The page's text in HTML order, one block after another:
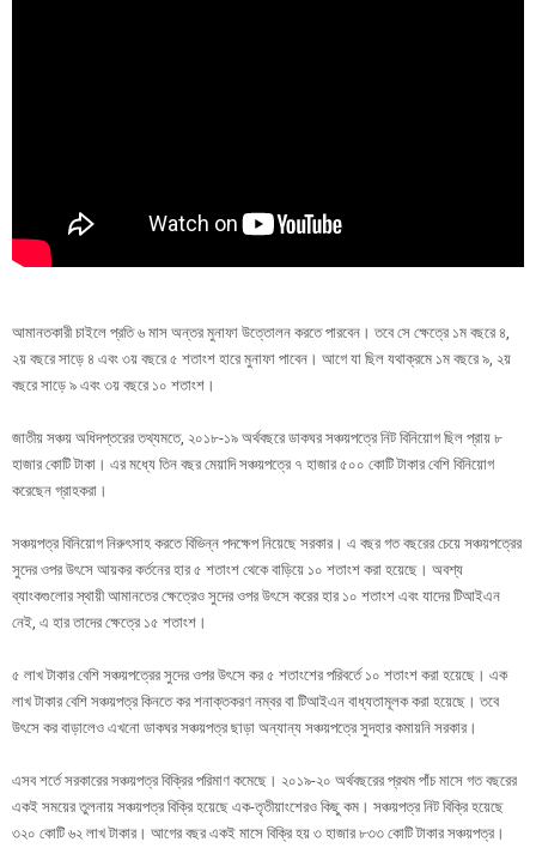
আমানতকারী চাইলে প্রতি ৬ মাস অন্তর মুনাফা উত্তোলন করতে পারবেন। তবে সে ক্ষেত্রে ১ম বছরে ৪,
২য় বছরে সাড়ে ৪ এবং ৩য় বছরে ৫ শতাংশ হারে মুনাফা পাবেন। আগে যা ছিল যথাক্রমে ১ম বছরে ৯, ২য়
বছরে সাড়ে ৯ এবং ৩য় বছরে ১০ শতাংশ।
জাতীয় সঞ্চয় অধিদপ্তরের তথ্যমতে, ২০১৮-১৯ অর্থবছরে ডাকঘর সঞ্চয়পত্রে নিট বিনিয়োগ ছিল প্রায় ৮
হাজার কোটি টাকা। এর মধ্যে তিন বছর মেয়াদি সঞ্চয়পত্রে ৭ হাজার ৫০০ কোটি টাকার বেশি বিনিয়োগ
করেছেন গ্রাহকরা।
সঞ্চয়পত্র বিনিয়োগ নিরুৎসাহ করতে বিভিন্ন পদক্ষেপ নিয়েছে সরকার। এ বছর গত বছরের চেয়ে সঞ্চয়পত্রের
সুদের ওপর উৎসে আয়কর কর্তনের হার ৫ শতাংশ থেকে বাড়িয়ে ১০ শতাংশ করা হয়েছে। অবশ্য
ব্যাংকগুলোর স্থায়ী আমানতের ক্ষেত্রেও সুদের ওপর উৎসে করের হার ১০ শতাংশ এবং যাদের টিআইএন
নেই, এ হার তাদের ক্ষেত্রে ১৫ শতাংশ।
৫ লাখ টাকার বেশি সঞ্চয়পত্রের সুদের ওপর উৎসে কর ৫ শতাংশের পরিবর্তে ১০ শতাংশ করা হয়েছে। এক
লাখ টাকার বেশি সঞ্চয়পত্র কিনতে কর শনাক্তকরণ নম্বর বা টিআইএন বাধ্যতামূলক করা হয়েছে। তবে
উৎসে কর বাড়ালেও এখনো ডাকঘর সঞ্চয়পত্র ছাড়া অন্যান্য সঞ্চয়পত্রে সুদহার কমায়নি সরকার।
এসব শর্তে সরকারের সঞ্চয়পত্র বিক্রির পরিমাণ কমেছে। ২০১৯-২০ অর্থবছরের প্রথম পাঁচ মাসে গত বছরের
একই সময়ের তুলনায় সঞ্চয়পত্র বিক্রি হয়েছে এক-তৃতীয়াংশেরও কিছু কম। সঞ্চয়পত্র নিট বিক্রি হয়েছে
৩২০ কোটি ৬২ লাখ টাকার। আগের বছর একই মাসে বিক্রি হয় ৩ হাজার ৮৩৩ কোটি টাকার সঞ্চয়পত্র।